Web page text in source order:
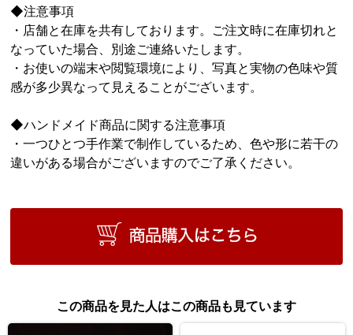
◆注意事項
・店舗と在庫を共有しております。ご注文時に在庫切れと
なっていた場合、別途ご連絡いたします。
・お使いの端末や閲覧環境により、写真と実物の色味や質
感が多少異なって見えることがございます。
◆ハンドメイド商品に関する注意事項
・一つひとつ手作業で制作しているため、色や形に若干の
違いがある場合がございますのでご了承ください。
この商品を見た人はこの商品も見ています